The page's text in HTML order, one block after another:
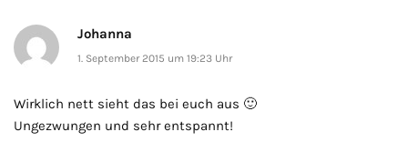
Johanna
1. September 2015 um 19:23 Uhr
Wirklich nett sieht das bei euch aus 🙂
Ungezwungen und sehr entspannt!